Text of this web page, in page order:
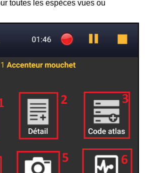
toutes les espèces vues ou